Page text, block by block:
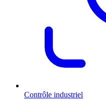
Contrôle industriel